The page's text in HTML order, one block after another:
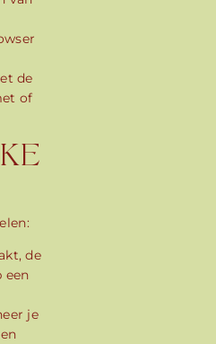
de
of
de
een
je